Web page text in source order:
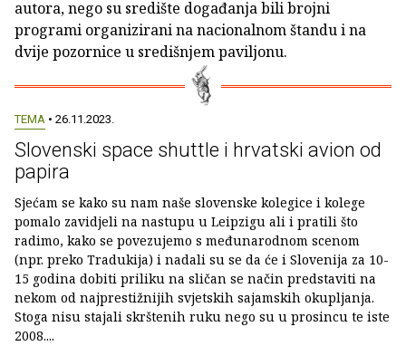
autora, nego su središte događanja bili brojni
programi organizirani na nacionalnom štandu i na
dvije pozornice u središnjem paviljonu.
TEMA • 26.11.2023.
Slovenski space shuttle i hrvatski avion od
papira
Sjećam se kako su nam naše slovenske kolegice i kolege
pomalo zavidjeli na nastupu u Leipzigu ali i pratili što
radimo, kako se povezujemo s međunarodnom scenom
(npr. preko Tradukija) i nadali su se da će i Slovenija za 10-
15 godina dobiti priliku na sličan se način predstaviti na
nekom od najprestižnijih svjetskih sajamskih okupljanja.
Stoga nisu stajali skrštenih ruku nego su u prosincu te iste
2008....